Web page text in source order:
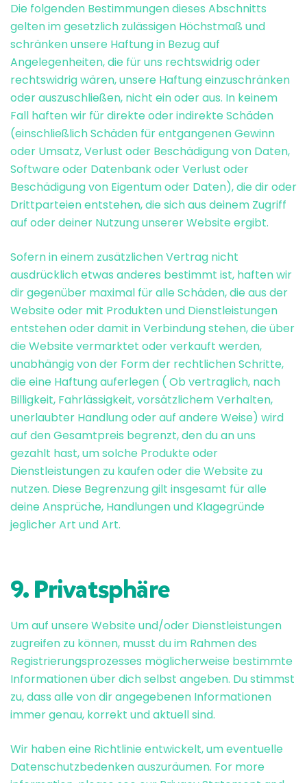
Die folgenden Bestimmungen dieses Abschnitts
gelten im gesetzlich zulässigen Höchstmaß und
schränken unsere Haftung in Bezug auf
Angelegenheiten, die für uns rechtswidrig oder
rechtswidrig wären, unsere Haftung einzuschränken
oder auszuschließen, nicht ein oder aus. In keinem
Fall haften wir für direkte oder indirekte Schäden
(einschließlich Schäden für entgangenen Gewinn
oder Umsatz, Verlust oder Beschädigung von Daten,
Software oder Datenbank oder Verlust oder
Beschädigung von Eigentum oder Daten), die dir oder
Drittparteien entstehen, die sich aus deinem Zugriff
auf oder deiner Nutzung unserer Website ergibt.
Sofern in einem zusätzlichen Vertrag nicht
ausdrücklich etwas anderes bestimmt ist, haften wir
dir gegenüber maximal für alle Schäden, die aus der
Website oder mit Produkten und Dienstleistungen
entstehen oder damit in Verbindung stehen, die über
die Website vermarktet oder verkauft werden,
unabhängig von der Form der rechtlichen Schritte,
die eine Haftung auferlegen ( Ob vertraglich, nach
Billigkeit, Fahrlässigkeit, vorsätzlichem Verhalten,
unerlaubter Handlung oder auf andere Weise) wird
auf den Gesamtpreis begrenzt, den du an uns
gezahlt hast, um solche Produkte oder
Dienstleistungen zu kaufen oder die Website zu
nutzen. Diese Begrenzung gilt insgesamt für alle
deine Ansprüche, Handlungen und Klagegründe
jeglicher Art und Art.
9. Privatsphäre
Um auf unsere Website und/oder Dienstleistungen
zugreifen zu können, musst du im Rahmen des
Registrierungsprozesses möglicherweise bestimmte
Informationen über dich selbst angeben. Du stimmst
zu, dass alle von dir angegebenen Informationen
immer genau, korrekt und aktuell sind.
Wir haben eine Richtlinie entwickelt, um eventuelle
Datenschutzbedenken auszuräumen. For more